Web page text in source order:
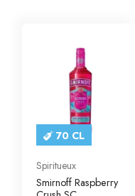
70 CL
Spiritueux
Smirnoff Raspberry